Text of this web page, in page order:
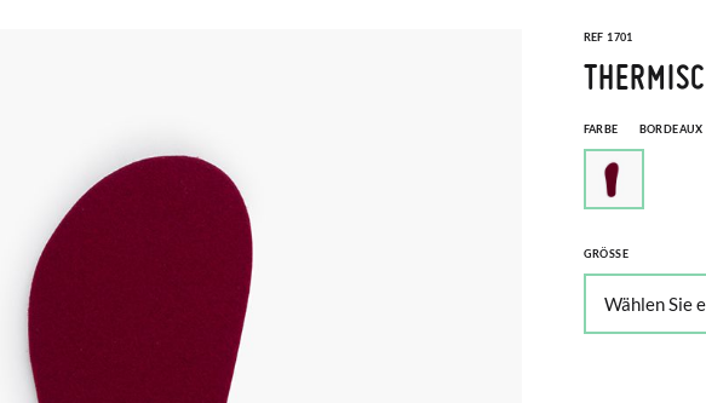
REF 1701
FARBE BORDEAUX
GRÖSSE